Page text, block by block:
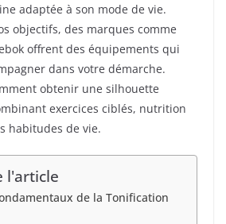
adaptée à son mode de vie.
objectifs, des marques comme
offrent des équipements qui
dans votre démarche.
obtenir une silhouette
exercices ciblés, nutrition
habitudes de vie.
l'article
de la Tonification